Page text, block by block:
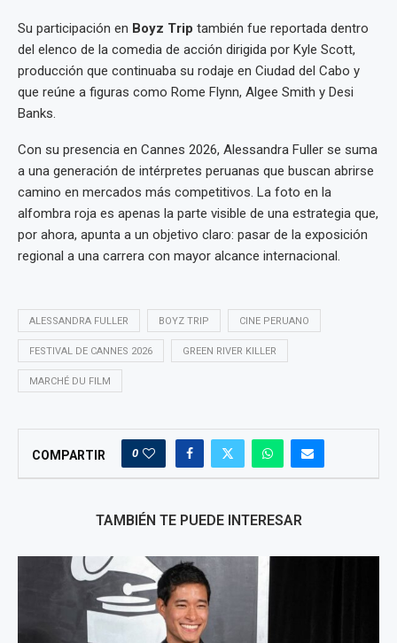
Su participación en Boyz Trip también fue reportada dentro
del elenco de la comedia de acción dirigida por Kyle Scott,
producción que continuaba su rodaje en Ciudad del Cabo y
que reúne a figuras como Rome Flynn, Algee Smith y Desi
Banks.
Con su presencia en Cannes 2026, Alessandra Fuller se suma
a una generación de intérpretes peruanas que buscan abrirse
camino en mercados más competitivos. La foto en la
alfombra roja es apenas la parte visible de una estrategia que,
por ahora, apunta a un objetivo claro: pasar de la exposición
regional a una carrera con mayor alcance internacional.
ALESSANDRA FULLER BOYZ TRIP CINE PERUANO
FESTIVAL DE CANNES 2026 GREEN RIVER KILLER
MARCHÉ DU FILM
COMPARTIR 0
TAMBIÉN TE PUEDE INTERESAR